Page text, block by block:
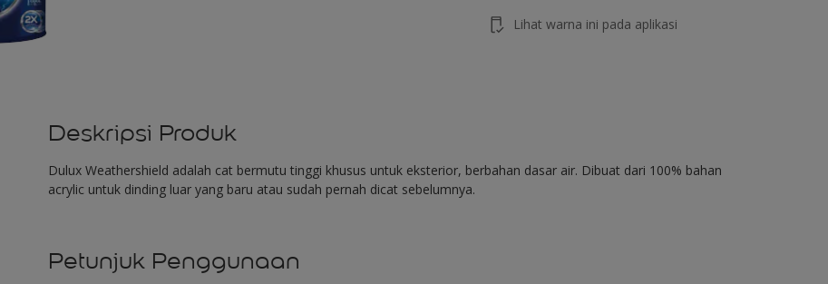
Lihat warna ini pada aplikasi
Deskripsi Produk
Dulux Weathershield adalah cat bermutu tinggi khusus untuk eksterior, berbahan dasar air. Dibuat dari 100% bahan
acrylic untuk dinding luar yang baru atau sudah pernah dicat sebelumnya.
Petunjuk Penggunaan